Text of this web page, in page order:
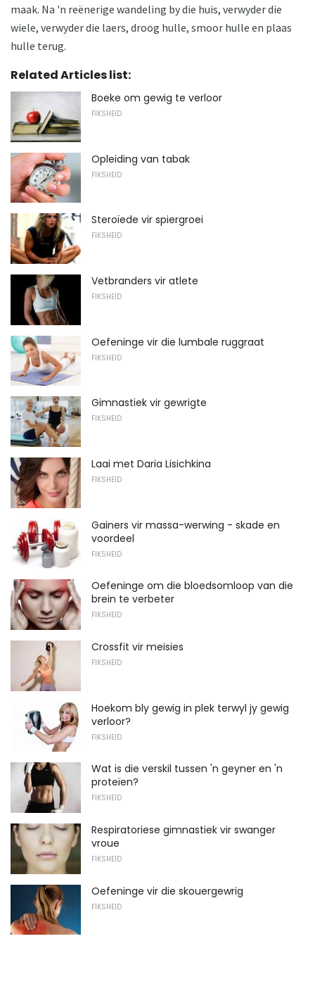
maak. Na 'n reënerige wandeling by die huis, verwyder die
wiele, verwyder die laers, droog hulle, smoor hulle en plaas
hulle terug.
Related Articles list:
Boeke om gewig te verloor
FIKSHEID
Opleiding van tabak
FIKSHEID
Steroïede vir spiergroei
FIKSHEID
Vetbranders vir atlete
FIKSHEID
Oefeninge vir die lumbale ruggraat
FIKSHEID
Gimnastiek vir gewrigte
FIKSHEID
Laai met Daria Lisichkina
FIKSHEID
Gainers vir massa-werwing - skade en
voordeel
FIKSHEID
Oefeninge om die bloedsomloop van die
brein te verbeter
FIKSHEID
Crossfit vir meisies
FIKSHEID
Hoekom bly gewig in plek terwyl jy gewig
verloor?
FIKSHEID
Wat is die verskil tussen 'n geyner en 'n
proteïen?
FIKSHEID
Respiratoriese gimnastiek vir swanger
vroue
FIKSHEID
Oefeninge vir die skouergewrig
FIKSHEID